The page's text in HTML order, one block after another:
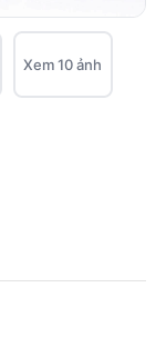
Xem 10 ảnh